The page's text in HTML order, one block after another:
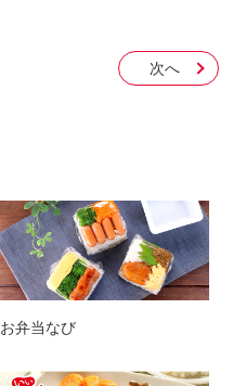
次へ
お弁当なび